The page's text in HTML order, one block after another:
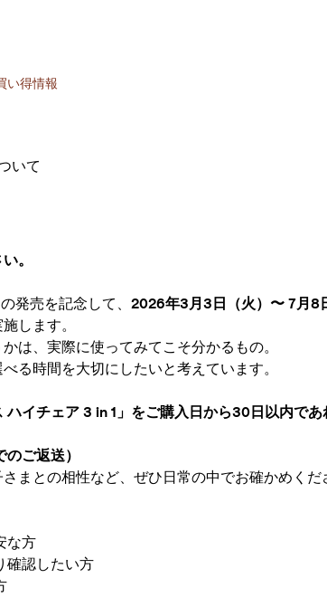
い得情報
いて
。
の発売を記念して、 2026年3月3日（火）〜 7月8
します。
は、実際に使ってみてこそ分かるもの。
る時間を大切にしたいと考えています。
ハイチェア 3 in 1」をご購入日から30日以内であ
ご返送）
まとの相性など、ぜひ日常の中でお確かめくだ
な方
確認したい方